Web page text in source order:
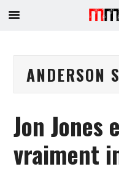
ANDERSON
Jon Jones
vraiment